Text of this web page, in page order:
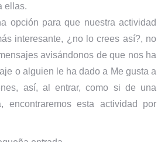
ellas.
opción para que nuestra actividad
interesante, ¿no lo crees así?, no
avisándonos de que nos ha
o alguien le ha dado a Me gusta a
así, al entrar, como si de una
encontraremos esta actividad por